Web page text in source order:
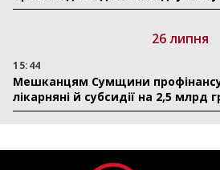
26 липня
15:44
Мешканцям Сумщини
лікарняні й субсидії на 2,5 млрд